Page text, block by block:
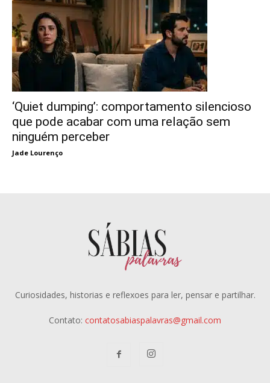
‘Quiet dumping’: comportamento silencioso
que pode acabar com uma relação sem
ninguém perceber
Jade Lourenço
Curiosidades, historias e reflexoes para ler, pensar e partilhar.
Contato: contatosabiaspalavras@gmail.com